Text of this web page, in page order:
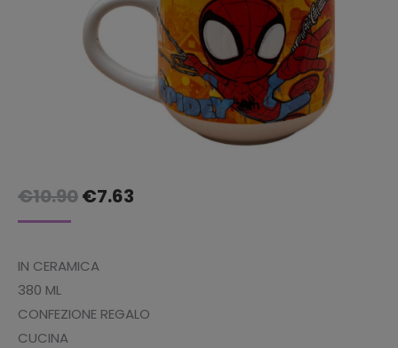
€10.90Il
era:
€7.63
IN CERAMICA
380 ML
CONFEZIONE REGALO
CUCINA